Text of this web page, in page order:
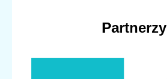
Partnerzy